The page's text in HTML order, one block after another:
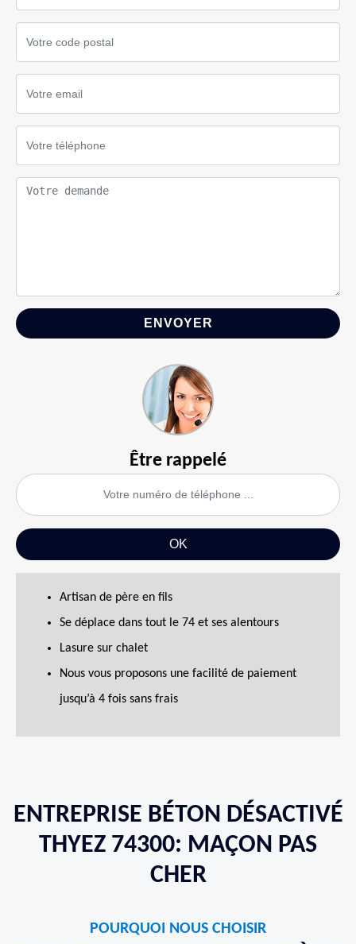
Être rappelé
Artisan de père en fils
Se déplace dans tout le 74 et ses alentours
Lasure sur chalet
Nous vous proposons une facilité de paiement
jusqu’à 4 fois sans frais
ENTREPRISE BÉTON DÉSACTIVÉ
THYEZ 74300: MAÇON PAS
CHER
POURQUOI NOUS CHOISIR